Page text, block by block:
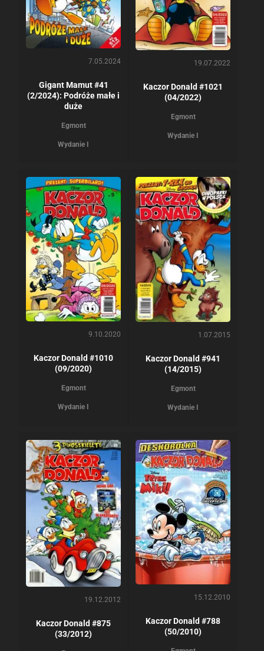
7.05.2024
Gigant Mamut #41
(2/2024): Podróże małe i
duże
Egmont
Wydanie I
19.07.2022
Kaczor Donald #1021
(04/2022)
Egmont
Wydanie I
9.10.2020
Kaczor Donald #1010
(09/2020)
Egmont
Wydanie I
1.07.2015
Kaczor Donald #941
(14/2015)
Egmont
Wydanie I
19.12.2012
Kaczor Donald #875
(33/2012)
15.12.2010
Kaczor Donald #788
(50/2010)